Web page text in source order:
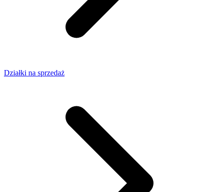
Działki na sprzedaż